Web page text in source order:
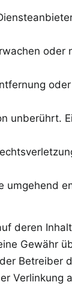
oder
unberührt.
umgehend
deren
Gewähr
Betreiber
Verlinkung